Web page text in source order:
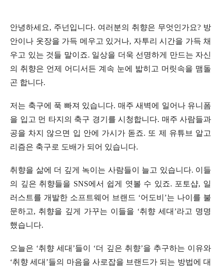
안녕하세요, 주넌입니다. 여러분의 취향은 무엇인가요? 방
안이나 옷장을 가득 메우고 있거나, 자투리 시간을 가득 채
우고 있는 것들 말이죠. 일상을 더욱 선명하게 만드는 자신
의 취향은 언제 어디서든 계속 눈에 밟히고 머릿속을 맴돌
곤 합니다.
저는 축구에 푹 빠져 있습니다. 매주 새벽에 일어나 유니폼
을 입고 먼 타지의 축구 경기를 시청합니다. 매주 사람들과
공을 차지 않으면 입 안에 가시가 돋죠. 또 제 유튜브 알고
리즘은 축구로 도배가 되어 있습니다.
취향을 삶에 더 깊게 녹이는 사람들이 늘고 있습니다. 이들
의 깊은 취향들을 SNS에서 쉽게 엿볼 수 있죠. 포토샵, 일
러스트를 개발한 소프트웨어 브랜드 ‘어도비’는 나이를 불
문하고, 취향을 깊게 가꾸는 이들을 ‘취향 세대’라고 명명
했습니다.
오늘은 ‘취향 세대’들이 ‘더 깊은 취향’을 추구하는 이유와
‘취향 세대’들의 마음을 사로잡을 브랜드가 되는 방법에 대